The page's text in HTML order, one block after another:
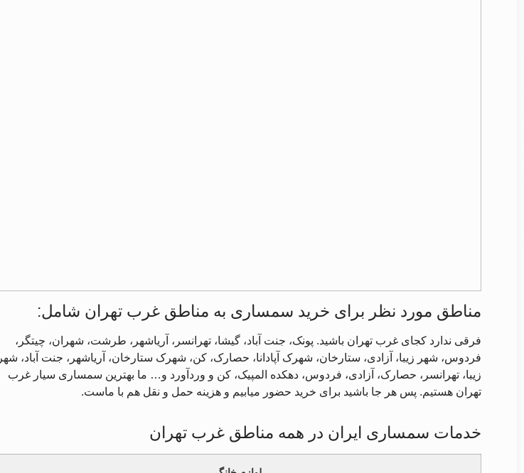
مناطق مورد نظر برای خرید سمساری به مناطق غرب تهران شامل:
فرقی ندارد کجای غرب تهران باشید. پونک، جنت آباد، گیشا، تهرانسر، آریاشهر، طرشت، شهران، چیتگر،
فردوس، شهر زیبا، آزادی، ستارخان، شهرک آپادانا، حصارک، کن، شهرک ستارخان، آریاشهر، جنت آباد، شهر
زیبا، تهرانسر، حصارک، آزادی، فردوس، دهکده المپیک، کن و وردآورد و… ما بهترین سمساری سیار غرب
تهران هستیم. پس هر جا باشید برای خرید حضور میابیم و هزینه حمل و نقل هم با ماست.
خدمات سمساری ایران در همه مناطق غرب تهران